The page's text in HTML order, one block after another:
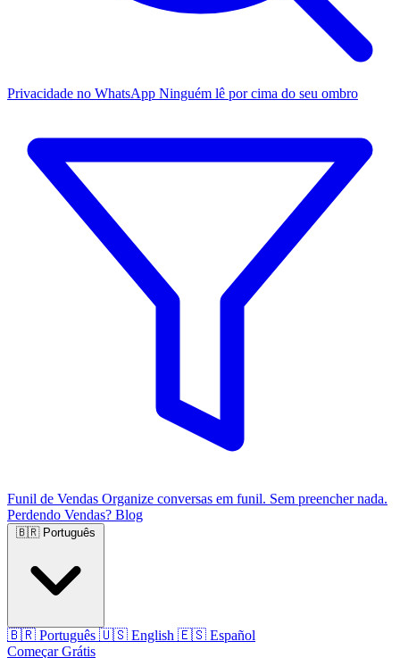
Privacidade no WhatsApp Ninguém lê por cima do seu ombro
Funil de Vendas Organize conversas em funil. Sem preencher nada.
Perdendo Vendas? Blog
🇧🇷 Português
🇧🇷 Português 🇺🇸 English 🇪🇸 Español
Começar Grátis